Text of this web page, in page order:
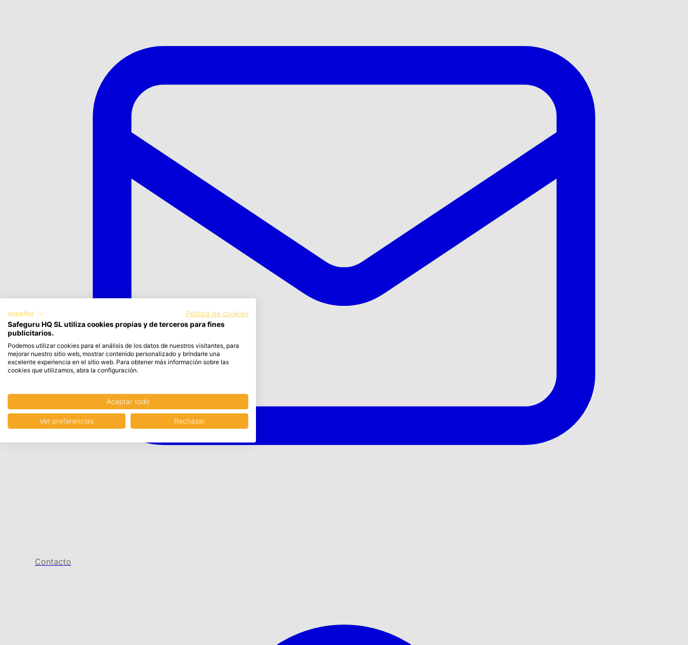
Contacto
español
Política de cookies
Safeguru HQ SL utiliza cookies propias y de terceros para fines
publicitarios.
Podemos utilizar cookies para el análisis de los datos de nuestros visitantes, para
mejorar nuestro sitio web, mostrar contenido personalizado y brindarle una
excelente experiencia en el sitio web. Para obtener más información sobre las
cookies que utilizamos, abra la configuración.
Aceptar todo
Ver preferencias Rechazar